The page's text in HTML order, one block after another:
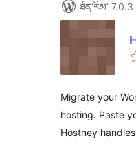
ཐོན་རིམ་ 7.0.3
Migrate your
hosting. Paste
Hostney